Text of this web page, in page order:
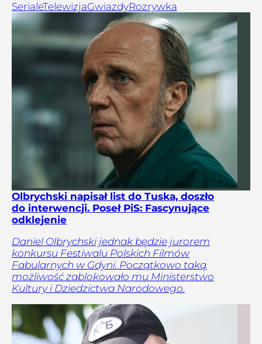
SerialeTelewizjaGwiazdyRozrywka
Olbrychski napisał list do Tuska, doszło
do interwencji. Poseł PiS: Fascynujące
odklejenie
Daniel Olbrychski jednak będzie jurorem
konkursu Festiwalu Polskich Filmów
Fabularnych w Gdyni. Początkowo taką
możliwość zablokowało mu Ministerstwo
Kultury i Dziedzictwa Narodowego.